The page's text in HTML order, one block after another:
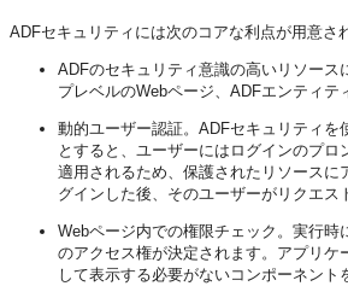
ADFセキュリティには次のコアな利点が用意さ
ADFのセキュリティ意識の高いリソー
プレベルのWebページ、ADFエンティ
動的ユーザー認証。ADFセキュリティ
とすると、ユーザーにはログインのプ
適用されるため、保護されたリソース
グインした後、そのユーザーがリクエ
Webページ内での権限チェック。実行
のアクセス権が決定されます。アプリ
して表示する必要がないコンポーネント